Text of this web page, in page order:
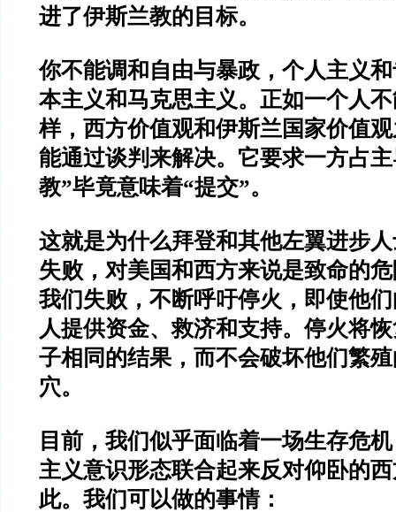
进了伊斯兰教的目标。
你不能调和自由与暴政，个人主义
本主义和马克思主义。正如一个人
样，西方价值观和伊斯兰国家价值
能通过谈判来解决。它要求一方占
教”毕竟意味着“提交”。
这就是为什么拜登和其他左翼进步
失败，对美国和西方来说是致命的
我们失败，不断呼吁停火，即使他
人提供资金、救济和支持。停火将
子相同的结果，而不会破坏他们繁
穴。
目前，我们似乎面临着一场生存危
主义意识形态联合起来反对仰卧的
此。我们可以做的事情：